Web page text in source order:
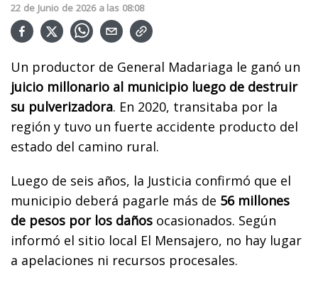
22 de Junio de 2026 a las 08:08
Un productor de General Madariaga le ganó un
juicio millonario al municipio luego de destruir
su pulverizadora. En 2020, transitaba por la
región y tuvo un fuerte accidente producto del
estado del camino rural.
Luego de seis años, la Justicia confirmó que el
municipio deberá pagarle más de 56 millones
de pesos por los daños ocasionados. Según
informó el sitio local El Mensajero, no hay lugar
a apelaciones ni recursos procesales.